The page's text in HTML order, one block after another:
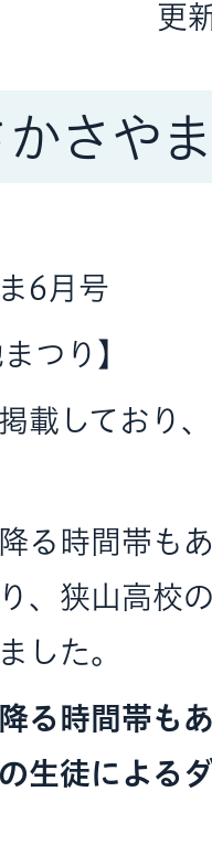
更
さやま
6月号
つり】
載しており
る時間帯も
、狭山高校
した。
る時間帯も
生徒による